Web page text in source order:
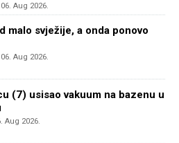
06. Aug 2026.
malo svježije, a onda ponovo
06. Aug 2026.
(7) usisao vakuum na bazenu u
Aug 2026.